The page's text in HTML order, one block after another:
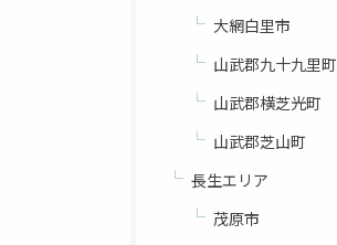
大網白里市
山武郡九十九里町
山武郡横芝光町
山武郡芝山町
長生エリア
茂原市